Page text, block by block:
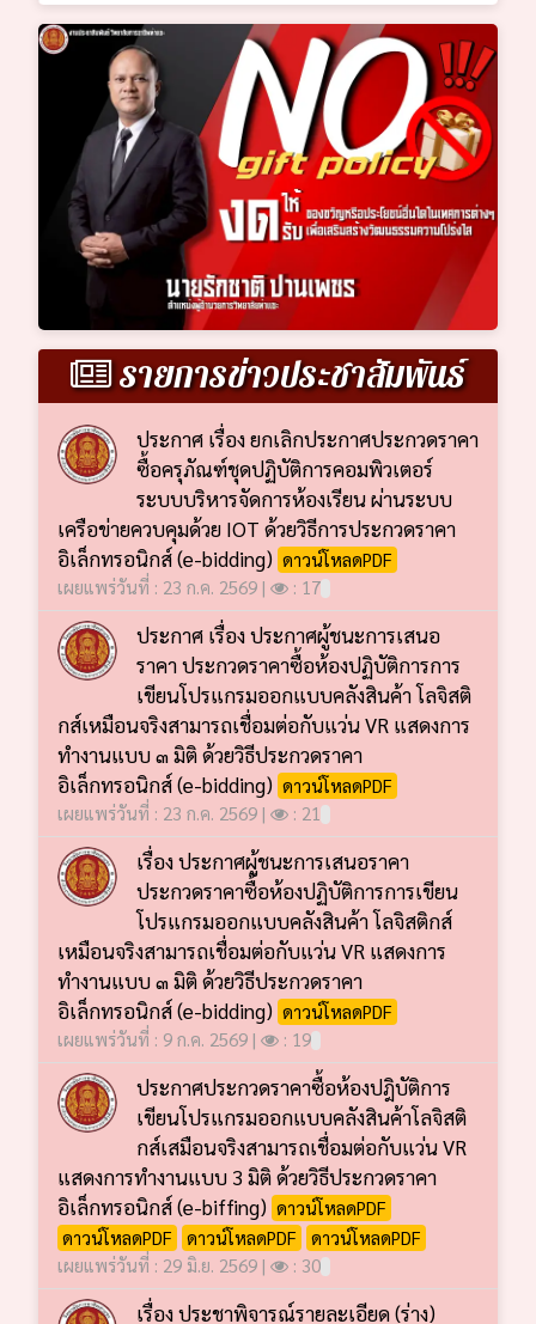
รายการข่าวประชาสัมพันธ์
ประกาศ เรื่อง ยกเลิกประกาศประกวดราคา
ซื้อครุภัณฑ์ชุดปฏิบัติการคอมพิวเตอร์
ระบบบริหารจัดการห้องเรียน ผ่านระบบ
เครือข่ายควบคุมด้วย IOT ด้วยวิธีการประกวดราคา
อิเล็กทรอนิกส์ (e-bidding) ดาวน์โหลดPDF
เผยแพร่วันที่ : 23 ก.ค. 2569 |
: 17
ประกาศ เรื่อง ประกาศผู้ชนะการเสนอ
ราคา ประกวดราคาซื้อห้องปฏิบัติการการ
เขียนโปรแกรมออกแบบคลังสินค้า โลจิสติ
กส์เหมือนจริงสามารถเชื่อมต่อกับแว่น VR แสดงการ
ทำงานแบบ ๓ มิติ ด้วยวิธีประกวดราคา
อิเล็กทรอนิกส์ (e-bidding) ดาวน์โหลดPDF
เผยแพร่วันที่ : 23 ก.ค. 2569 |
: 21
เรื่อง ประกาศผู้ชนะการเสนอราคา
ประกวดราคาซื้อห้องปฏิบัติการการเขียน
โปรแกรมออกแบบคลังสินค้า โลจิสติกส์
เหมือนจริงสามารถเชื่อมต่อกับแว่น VR แสดงการ
ทำงานแบบ ๓ มิติ ด้วยวิธีประกวดราคา
อิเล็กทรอนิกส์ (e-bidding) ดาวน์โหลดPDF
เผยแพร่วันที่ : 9 ก.ค. 2569 |
: 19
ประกาศประกวดราคาซื้อห้องปฎิบัติการ
เขียนโปรแกรมออกแบบคลังสินค้าโลจิสติ
กส์เสมือนจริงสามารถเชื่อมต่อกับแว่น VR
แสดงการทำงานแบบ 3 มิติ ด้วยวิธีประกวดราคา
อิเล็กทรอนิกส์ (e-biffing) ดาวน์โหลดPDF
ดาวน์โหลดPDF
ดาวน์โหลดPDF
ดาวน์โหลดPDF
เผยแพร่วันที่ : 29 มิ.ย. 2569 |
: 30
เรื่อง ประชาพิจารณ์รายละเอียด (ร่าง)